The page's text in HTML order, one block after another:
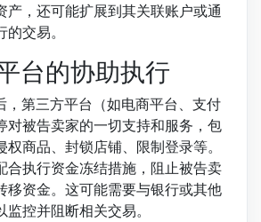
产，还可能扩展到其关联账户或通
交易。
台的协助执行
，第三方平台（如电商平台、支付
对被告卖家的一切支持和服务，包
商品、封锁店铺、限制登录等。
合执行资金冻结措施，阻止被告卖
移资金。这可能需要与银行或其他
控并阻断相关交易。